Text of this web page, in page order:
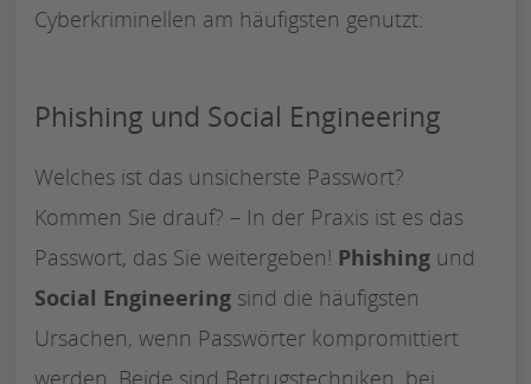
Cyberkriminellen am häufigsten genutzt:
Phishing und Social Engineering
Welches ist das unsicherste Passwort?
Kommen Sie drauf? – In der Praxis ist es das
Passwort, das Sie weitergeben! Phishing und
Social Engineering sind die häufigsten
Ursachen, wenn Passwörter kompromittiert
werden. Beide sind Betrugstechniken, bei